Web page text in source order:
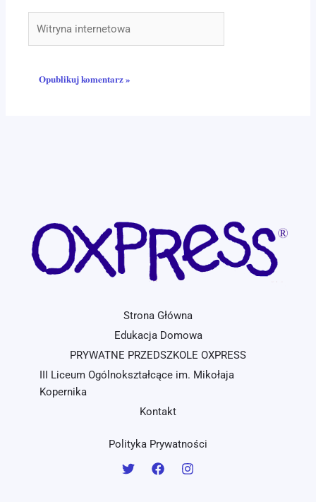
internetowa
Strona Główna
Edukacja Domowa
PRYWATNE PRZEDSZKOLE OXPRESS
III Liceum Ogólnokształcące im. Mikołaja
Kopernika
Kontakt
Polityka Prywatności